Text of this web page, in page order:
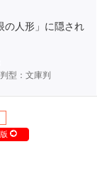
の人形」に隠され
判型：文庫判